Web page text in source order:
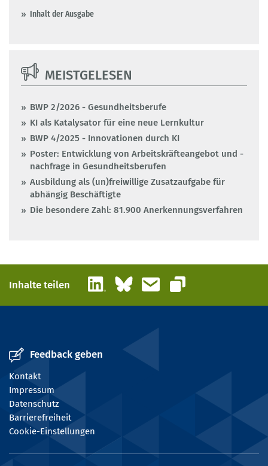
Inhalt der Ausgabe
MEISTGELESEN
BWP 2/2026 - Gesundheitsberufe
KI als Katalysator für eine neue Lernkultur
BWP 4/2025 - Innovationen durch KI
Poster: Entwicklung von Arbeitskräfteangebot und -
nachfrage in Gesundheitsberufen
Ausbildung als (un)freiwillige Zusatzaufgabe für
abhängig Beschäftigte
Die besondere Zahl: 81.900 Anerkennungsverfahren
Inhalte teilen LinkedInBlueskyE-Mail
Link kopieren
Feedback geben
Kontakt
Impressum
Datenschutz
Barrierefreiheit
Cookie-Einstellungen